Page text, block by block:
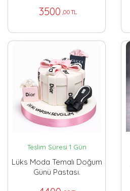
3500 ,00 TL
Teslim Süresi 1 Gün
Lüks Moda Temalı Doğum
Günü Pastası.